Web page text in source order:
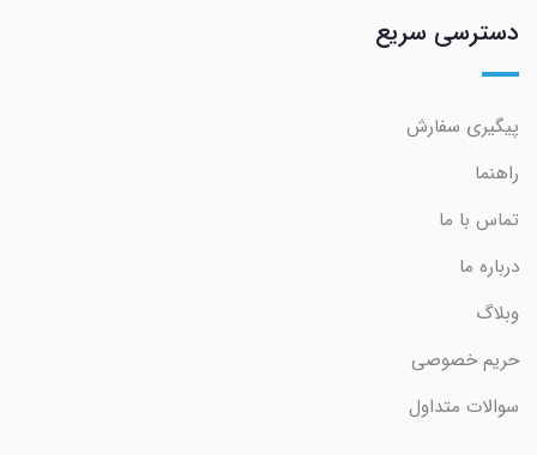
دسترسی سریع
پیگیری سفارش
راهنما
تماس با ما
درباره ما
وبلاگ
حریم خصوصی
سوالات متداول